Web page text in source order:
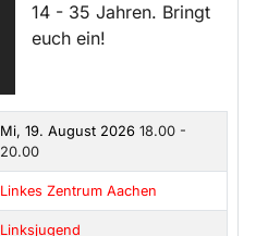
14 - 35 Jahren. Bringt
euch ein!
Mi, 19. August 202618.00 -
20.00
Linkes Zentrum Aachen
Linksjugend